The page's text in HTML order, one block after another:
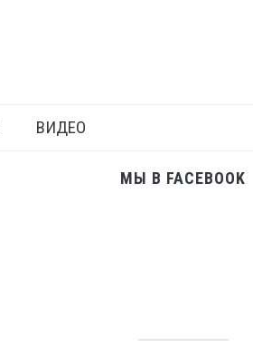
ВИДЕО
МЫ В FACEBOOK